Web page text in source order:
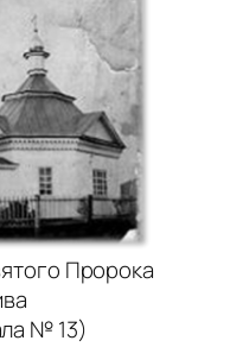
Пророка
№ 13)